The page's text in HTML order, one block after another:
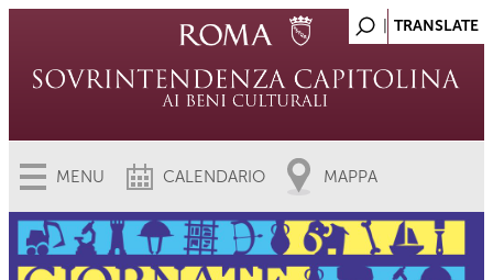
MENU CALENDARIO MAPPA